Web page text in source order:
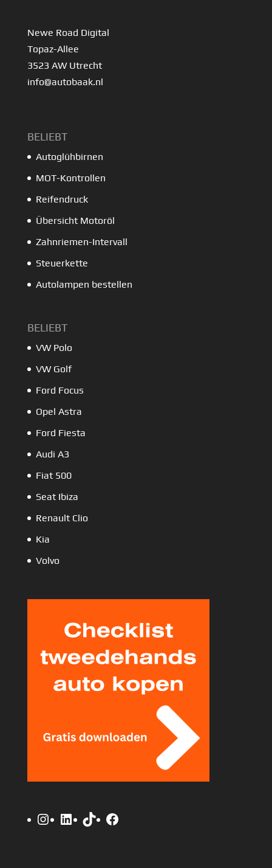
Newe Road Digital
Topaz-Allee
3523 AW Utrecht
info@autobaak.nl
BELIEBT
Autoglühbirnen
MOT-Kontrollen
Reifendruck
Übersicht Motoröl
Zahnriemen-Intervall
Steuerkette
Autolampen bestellen
BELIEBT
VW Polo
VW Golf
Ford Focus
Opel Astra
Ford Fiesta
Audi A3
Fiat 500
Seat Ibiza
Renault Clio
Kia
Volvo
Instagram
LinkedIn
TikTokFacebook